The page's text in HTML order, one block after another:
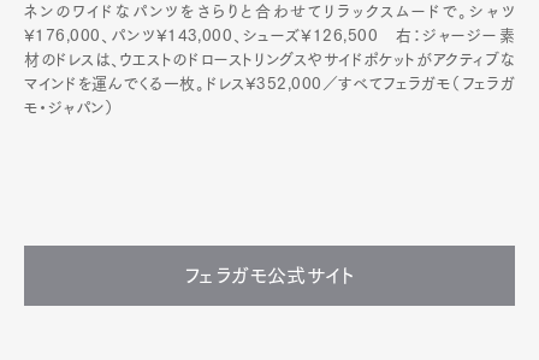
ネンのワイドなパンツをさらりと合わせてリラックスムードで。シャツ
¥176,000、パンツ¥143,000、シューズ¥126,500 右：ジャージー素
材のドレスは、ウエストのドローストリングスやサイドポケットがアクティブな
マインドを運んでくる一枚。ドレス¥352,000／すべてフェラガモ（フェラガ
モ・ジャパン）
フェラガモ公式サイト